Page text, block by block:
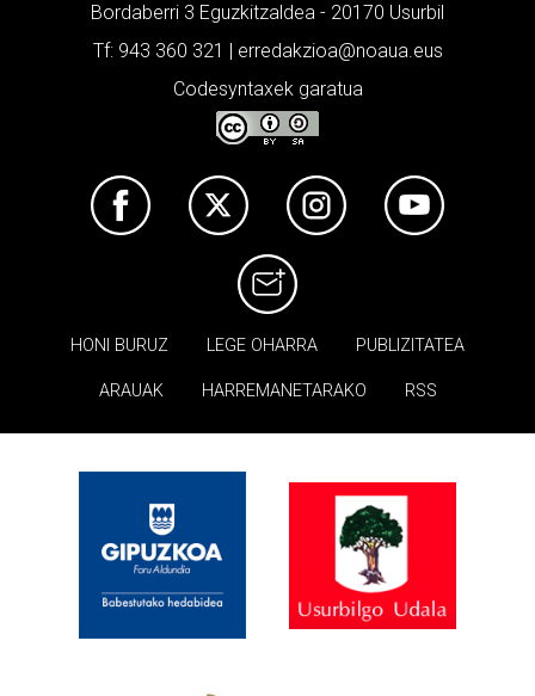
Bordaberri 3 Eguzkitzaldea - 20170 Usurbil
Tf: 943 360 321 | erredakzioa@noaua.eus
Codesyntaxek garatua
HONI BURUZ LEGE OHARRA PUBLIZITATEA
ARAUAK HARREMANETARAKO RSS